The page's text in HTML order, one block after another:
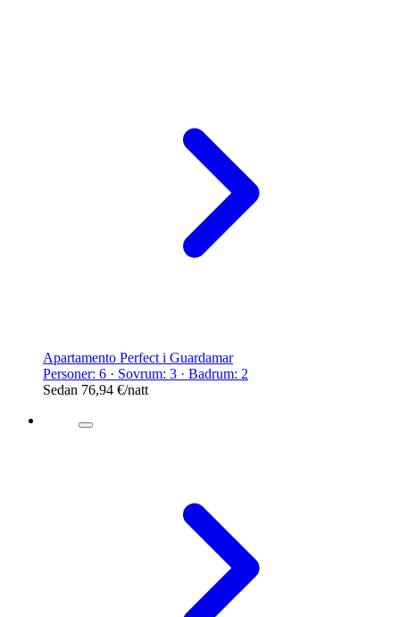
Apartamento Perfect i Guardamar
Personer: 6 · Sovrum: 3 · Badrum: 2
Sedan 76,94 €/natt